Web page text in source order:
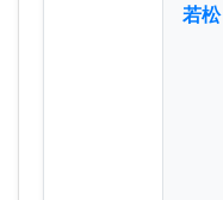
若松